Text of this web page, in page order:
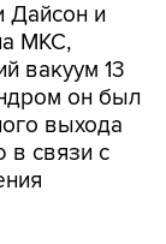
Дайсон и
МКС,
вакуум 13
он был
выхода
в связи с